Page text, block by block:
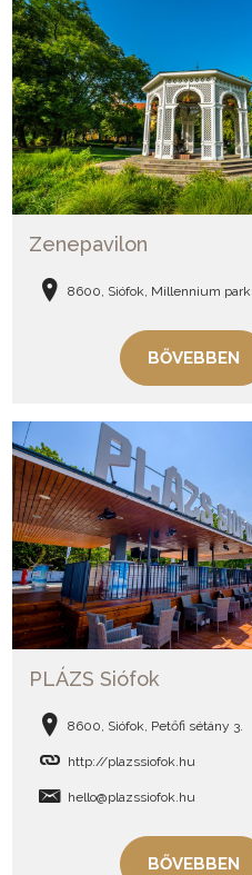
Zenepavilon
8600, Siófok, Millennium park
BŐVEBBEN
PLÁZS Siófok
8600, Siófok, Petőfi sétány 3.
http://plazssiofok.hu
hello@plazssiofok.hu
BŐVEBBEN